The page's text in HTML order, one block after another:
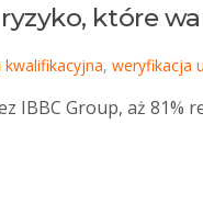
które
, weryfikacja
IBBC Group, aż 81%